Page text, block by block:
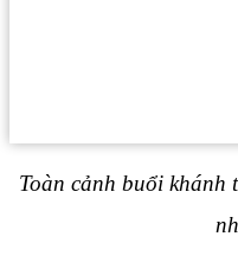
Toàn cảnh buổi khánh